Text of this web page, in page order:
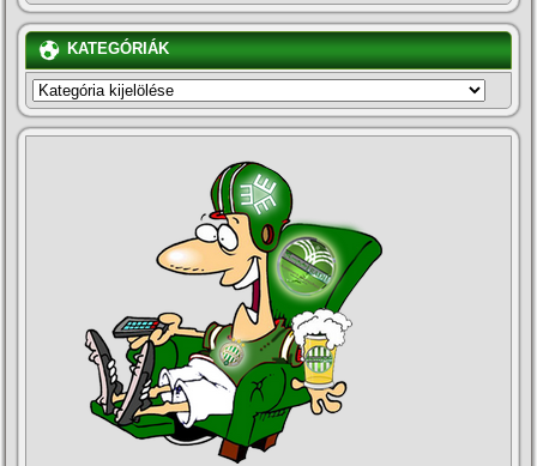
KATEGÓRIÁK
KATEGÓRIÁK